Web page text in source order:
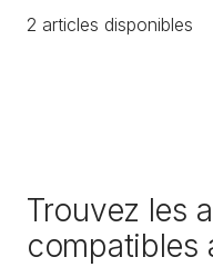
2 articles disponibles
Trouvez les
compatibles